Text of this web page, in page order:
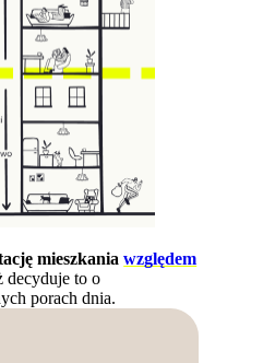
mieszkaniawzględem
decyduje to o
porach dnia.